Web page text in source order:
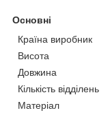
Основні
Країна виробник
Висота
Довжина
Кількість відділень
Матеріал